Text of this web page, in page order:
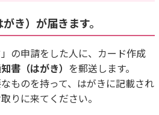
き）が届きます。
の申請をした人に、カード作成
書（はがき） を郵送します。
ものを持って、はがきに記載され
りに来てください。